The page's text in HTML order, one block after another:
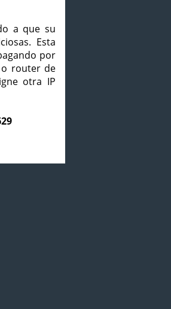
a que su
Esta
por
o router de
otra IP